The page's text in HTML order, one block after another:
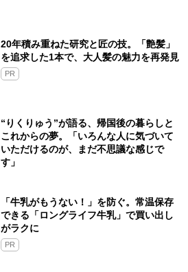
20年積み重ねた研究と匠の技。「艶髪」
を追求した1本で、大人髪の魅力を再発見
PR
“りくりゅう”が語る、帰国後の暮らしと
これからの夢。「いろんな人に気づいて
いただけるのが、まだ不思議な感じで
す」
「牛乳がもうない！」を防ぐ。常温保存
できる「ロングライフ牛乳」で買い出し
がラクに
PR